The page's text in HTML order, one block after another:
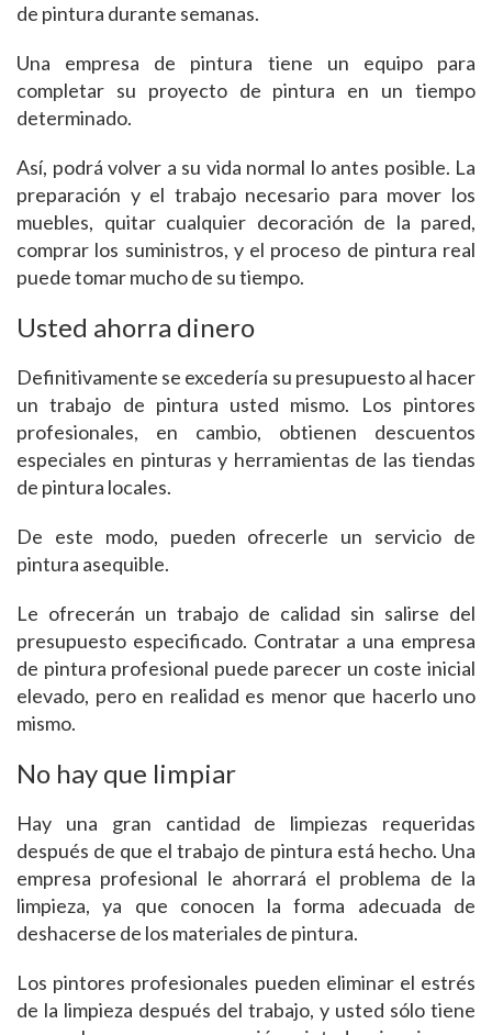
de pintura durante semanas.
Una empresa de pintura tiene un equipo para
completar su proyecto de pintura en un tiempo
determinado.
Así, podrá volver a su vida normal lo antes posible. La
preparación y el trabajo necesario para mover los
muebles, quitar cualquier decoración de la pared,
comprar los suministros, y el proceso de pintura real
puede tomar mucho de su tiempo.
Usted ahorra dinero
Definitivamente se excedería su presupuesto al hacer
un trabajo de pintura usted mismo. Los pintores
profesionales, en cambio, obtienen descuentos
especiales en pinturas y herramientas de las tiendas
de pintura locales.
De este modo, pueden ofrecerle un servicio de
pintura asequible.
Le ofrecerán un trabajo de calidad sin salirse del
presupuesto especificado. Contratar a una empresa
de pintura profesional puede parecer un coste inicial
elevado, pero en realidad es menor que hacerlo uno
mismo.
No hay que limpiar
Hay una gran cantidad de limpiezas requeridas
después de que el trabajo de pintura está hecho. Una
empresa profesional le ahorrará el problema de la
limpieza, ya que conocen la forma adecuada de
deshacerse de los materiales de pintura.
Los pintores profesionales pueden eliminar el estrés
de la limpieza después del trabajo, y usted sólo tiene